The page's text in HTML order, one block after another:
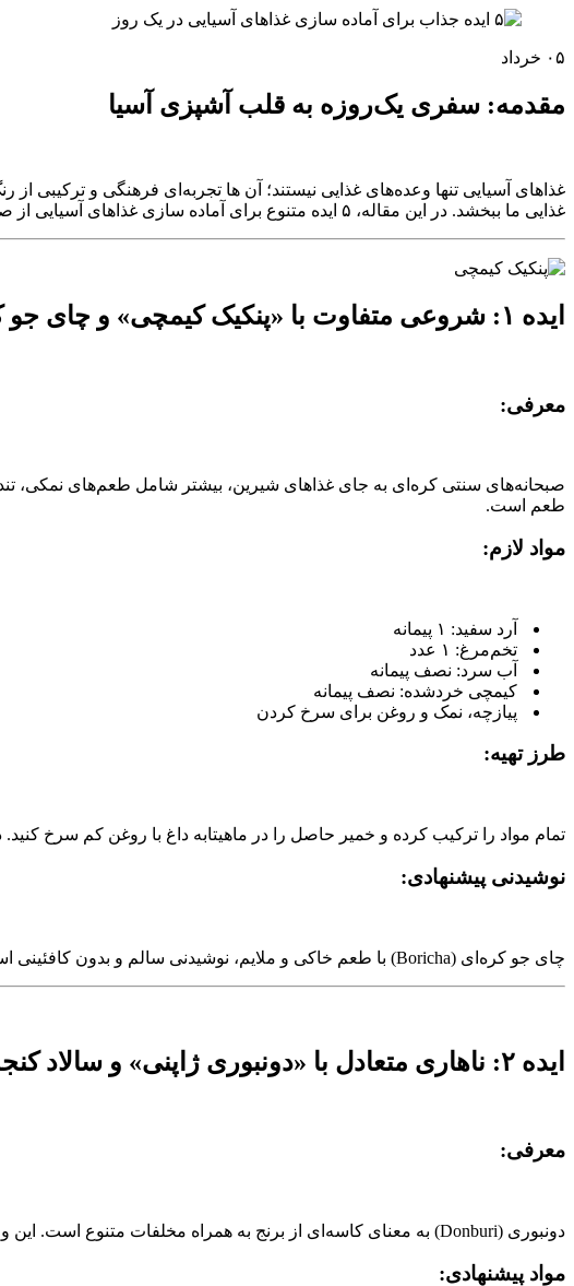
۰۵ خرداد
مقدمه: سفری یک‌روزه به قلب آشپزی آسیا
غذاهای آسیایی تنها وعده‌های غذایی نیستند؛ آن‌ ها تجربه‌ای فرهنگی و ترکیبی
غذایی ما ببخشد. در این مقاله، ۵ ایده متنوع برای آماده‌ سازی غذاهای آسیایی از صبحانه تا شام معرفی می‌کنیم؛ پیشنهاد هایی برای تجربه‌ ای لذت‌ بخش، سالم و خاطره‌ ساز.
ایده ۱: شروعی متفاوت با «پنکیک کیمچی» و چای جو کره‌ای
معرفی:
طعم است.
مواد لازم:
آرد سفید: ۱ پیمانه
تخم‌مرغ: ۱ عدد
آب سرد: نصف پیمانه
کیمچی خردشده: نصف پیمانه
پیازچه، نمک و روغن برای سرخ‌ کردن
طرز تهیه:
تمام مواد را ترکیب کرده و خمیر حاصل را در ماهیتابه داغ با روغن کم سرخ
نوشیدنی پیشنهادی:
چای جو کره‌ای (Boricha) با طعم خاکی و ملایم، نوشیدنی سالم و بدون کافئینی است که همراهی دلنشین برای این صبحانه خواهد بود.
ایده ۲: ناهاری متعادل با «دونبوری ژاپنی» و سالاد کنجد
معرفی:
دونبوری (Donburi) به معنای کاسه‌ای از برنج به همراه مخلفات متنوع است. این وعده، سبک، مغذی و مناسب برای هر ذائقه‌ای است.
مواد پیشنهادی: